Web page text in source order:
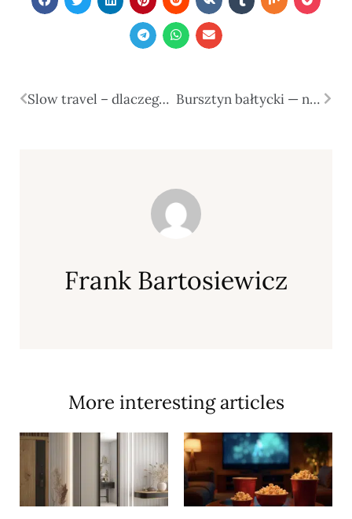
Slow travel – dlaczego coraz częściej wolimy podróżować wolniej, uważniej i bez pośpiechu? Bursztyn bałtycki — naturalna elegancja w nowoczesnym wydaniu
Frank Bartosiewicz
More interesting articles